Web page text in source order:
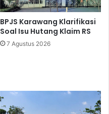
BPJS Karawang Klarifikasi
Soal Isu Hutang Klaim RS
7 Agustus 2026